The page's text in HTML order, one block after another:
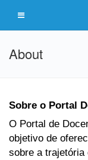
About
Sobre o Portal
O Portal de
objetivo de
sobre a